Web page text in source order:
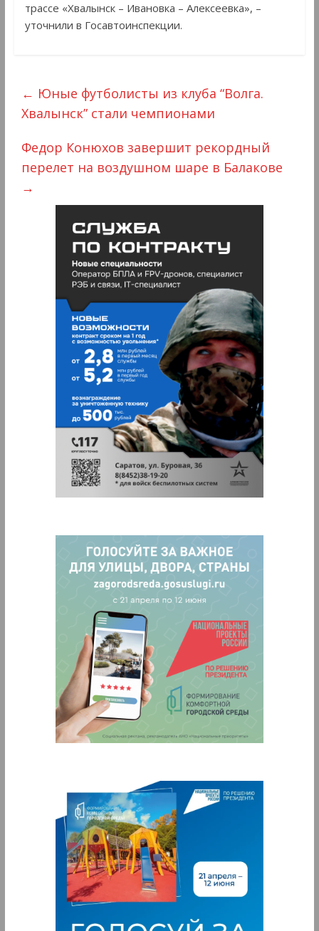
трассе «Хвалынск – Ивановка – Алексеевка», –
уточнили в Госавтоинспекции.
← Юные футболисты из клуба “Волга.
Хвалынск” стали чемпионами
Федор Конюхов завершит рекордный
перелет на воздушном шаре в Балакове
→